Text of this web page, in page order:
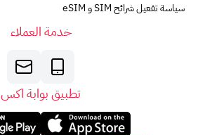
سياسة تفعيل شرائح SIM و eSIM
خدمة العملاء
تطبيق بوابة اكس